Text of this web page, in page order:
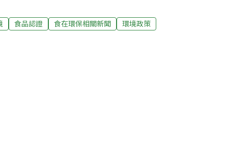
部首次向業者追討不法所得，並做出在本月底前改善
酒非釀造 成本低廉大統公司董事長高振利於2006年成
食品認證 食在環保相關新聞 環境政策